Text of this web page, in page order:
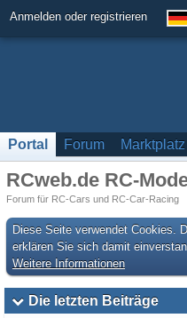
Anmelden oder registrieren
Portal Forum Marktplatz
RCweb.de RC-
Forum für RC-Cars und RC-Car-Racing
Diese Seite verwendet Cookies.
erklären Sie sich damit
Weitere Informationen
Die letzten Beiträge